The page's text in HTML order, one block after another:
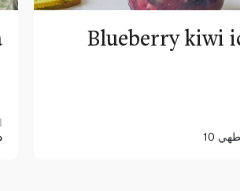
Blueberry kiwi